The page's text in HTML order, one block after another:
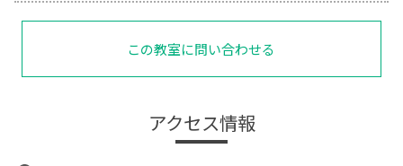
この教室に問い合わせる
アクセス情報